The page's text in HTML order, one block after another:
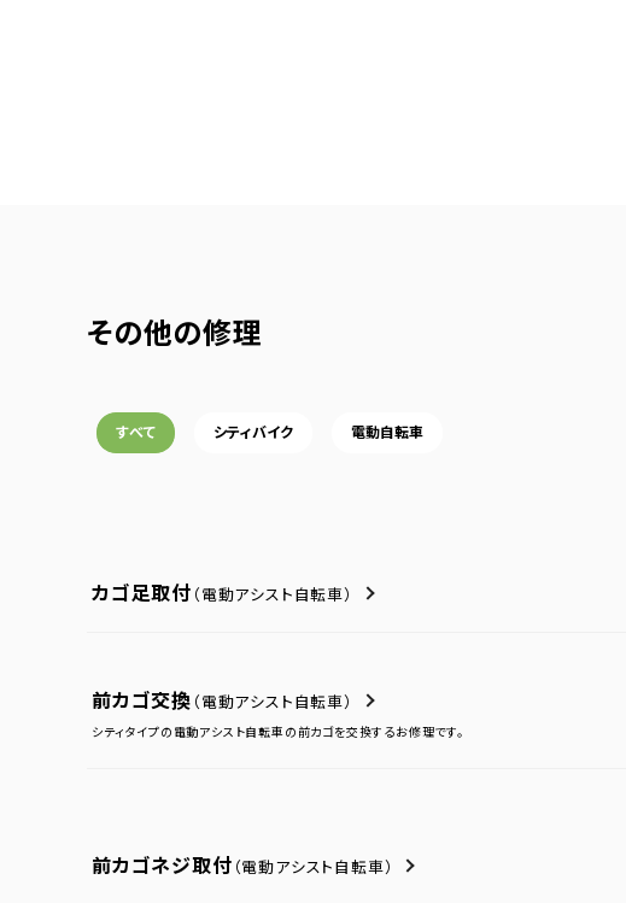
その他の修理
すべて シティバイク 電動自転車
カゴ足取付 （電動アシスト自転車）
前カゴ交換 （電動アシスト自転車）
シティタイプの電動アシスト自転車の前カゴを交換するお修理です。
前カゴネジ取付 （電動アシスト自転車）